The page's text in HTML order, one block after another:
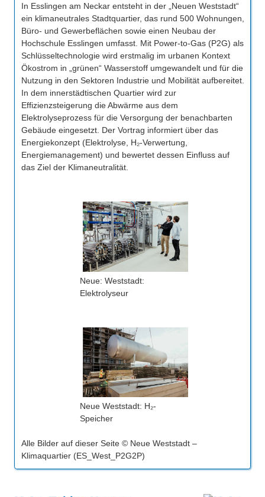
In Esslingen am Neckar entsteht in der „Neuen Weststadt“
ein klimaneutrales Stadtquartier, das rund 500 Wohnungen,
Büro- und Gewerbeflächen sowie einen Neubau der
Hochschule Esslingen umfasst. Mit Power-to-Gas (P2G) als
Schlüsseltechnologie wird erstmalig im urbanen Kontext
Ökostrom in „grünen“ Wasserstoff umgewandelt und für die
Nutzung in den Sektoren Industrie und Mobilität aufbereitet.
In dem innerstädtischen Quartier wird zur
Effizienzsteigerung die Abwärme aus dem
Elektrolyseprozess für die Versorgung der benachbarten
Gebäude eingesetzt. Der Vortrag informiert über das
Energiekonzept (Elektrolyse, H₂-Verwertung,
Energiemanagement) und bewertet dessen Einfluss auf
das Ziel der Klimaneutralität.
Neue: Weststadt:
Elektrolyseur
Neue Weststadt: H₂-
Speicher
Alle Bilder auf dieser Seite © Neue Weststadt –
Klimaquartier (ES_West_P2G2P)